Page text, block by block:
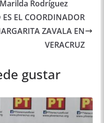
Rodríguez
EL COORDINADOR
ZAVALA EN
VERACRUZ
gustar